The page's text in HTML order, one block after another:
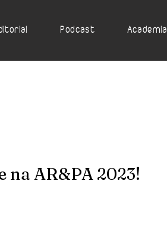
Podcast Academia
na AR&PA 2023!